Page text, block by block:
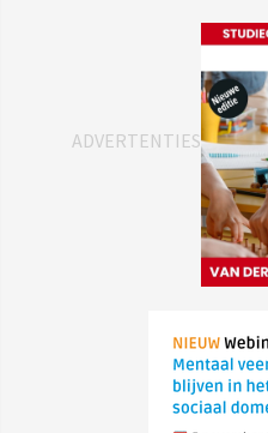
ADVERTENTIES